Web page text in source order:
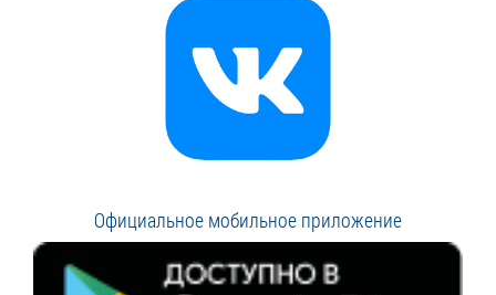
Официальное мобильное приложение